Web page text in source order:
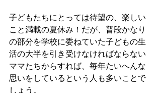
子どもたちにとっては待望の、楽しい
こと満載の夏休み！だが、普段かなり
の部分を学校に委ねていた子どもの生
活の大半を引き受けなければならない
ママたちからすれば、毎年たいへんな
思いをしているという人も多いことで
しょう。